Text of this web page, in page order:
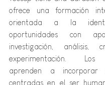
ofrece una formación
orientada a la
oportunidades con
investigación, análisis,
experimentación. Los
aprenden a incorporar
centradas en el ser